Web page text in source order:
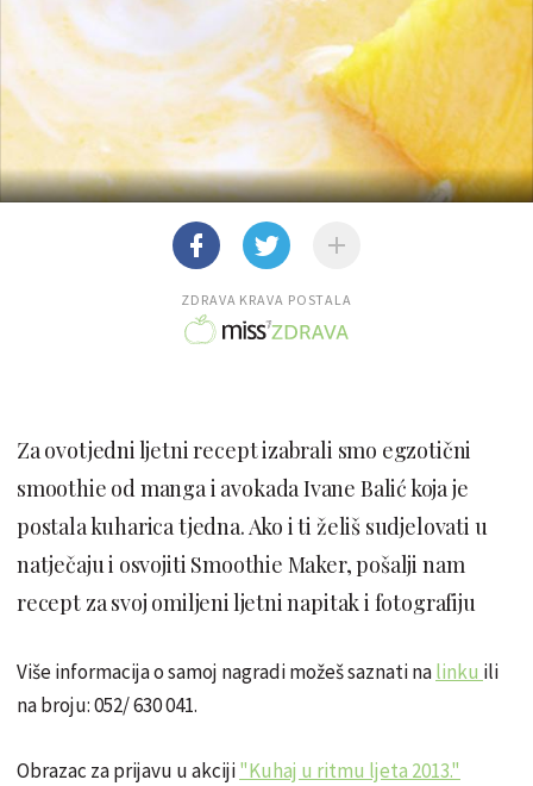
ZDRAVA KRAVA POSTALA
Za ovotjedni ljetni recept izabrali smo egzotični
smoothie od manga i avokada Ivane Balić koja je
postala kuharica tjedna. Ako i ti želiš sudjelovati u
natječaju i osvojiti Smoothie Maker, pošalji nam
recept za svoj omiljeni ljetni napitak i fotografiju
Više informacija o samoj nagradi možeš saznati nalinku ili
na broju: 052/ 630 041.
Obrazac za prijavu u akciji"Kuhaj u ritmu ljeta 2013."